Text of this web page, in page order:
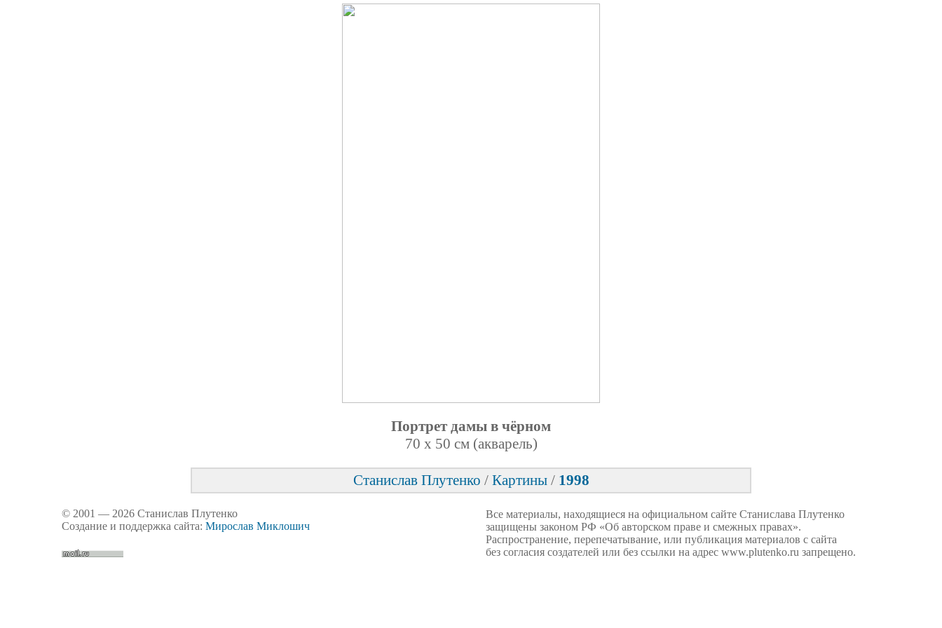
Портрет дамы в чёрном
70 x 50 см (акварель)
Станислав Плутенко / Картины/ 1998
© 2001 — 2026 Станислав Плутенко
Создание и поддержка сайта: Мирослав Миклошич
Все материалы, находящиеся на официальном сайте Станислава Плутенко
защищены законом РФ «Об авторском праве и смежных правах».
Распространение, перепечатывание, или публикация материалов с сайта
без согласия создателей или без ссылки на адрес www.plutenko.ru запрещено.